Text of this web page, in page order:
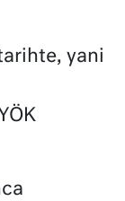
yani